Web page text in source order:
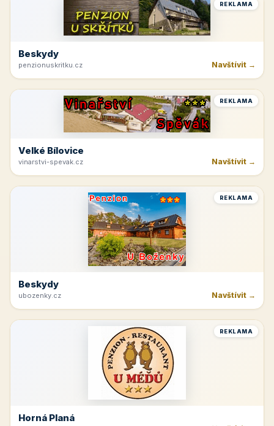
REKLAMA
Beskydy
penzionuskritku.cz Navštívit →
REKLAMA
Velké Bílovice
vinarstvi-spevak.cz Navštívit →
REKLAMA
Beskydy
ubozenky.cz Navštívit →
REKLAMA
Horná Planá